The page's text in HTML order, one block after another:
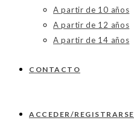
A partir de 10 años
A partir de 12 años
A partir de 14 años
CONTACTO
ACCEDER/REGISTRARSE